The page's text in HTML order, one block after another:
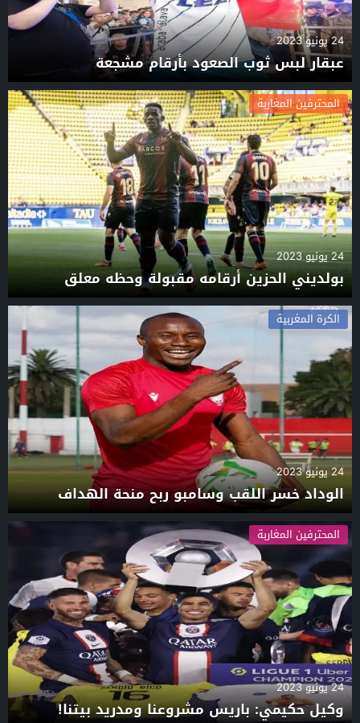
24 يونيو 2023
عبقار لبس ثوب الصعود بأرقام مشجعة
المحترفين المغاربة
24 يونيو 2023
بولديني الحزين أرقامه مقبولة وحظه معلق
الكرة المغربية
24 يونيو 2023
الوداد خسر اللقب وسامبو ربح منحة الهداف
المحترفين المغاربة
24 يونيو 2023
وكيل حكيمي: باريس مشروعنا ومدريد بيتنا!